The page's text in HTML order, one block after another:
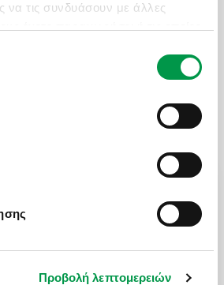
να τις συνδυάσουν με άλλες
τους.
Προβολή λεπτομερειών
ΠΕΡΙΣΣΟΤΕΡΕΣ ΑΝΑΧΩΡΗΣΕΙΣ